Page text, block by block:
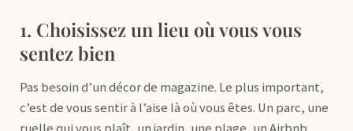
1. Choisissez un lieu où vous vous
sentez bien
Pas besoin d’un décor de magazine. Le plus important,
c’est de vous sentir à l’aise là où vous êtes. Un parc, une